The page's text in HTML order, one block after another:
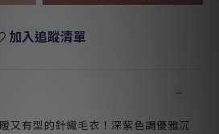
加入追蹤清單
又有型的針織毛衣！深紫色調優雅沉